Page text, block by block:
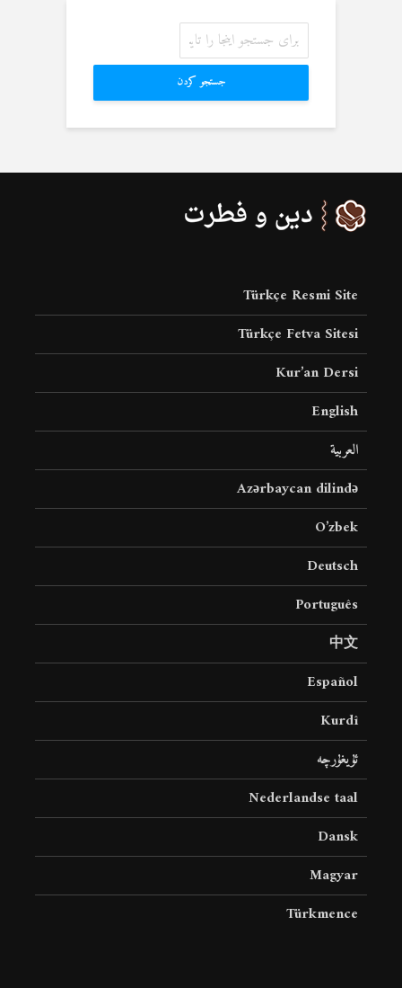
جستجو کردن
Türkçe Resmi Site
Türkçe Fetva Sitesi
Kur’an Dersi
English
العربية
Azərbaycan dilində
O’zbek
Deutsch
Português
中文
Español
Kurdî
ئۇيغۇرچە
Nederlandse taal
Dansk
Magyar
Türkmence